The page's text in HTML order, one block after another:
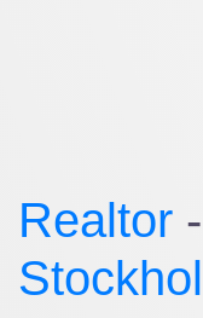
Realtor -